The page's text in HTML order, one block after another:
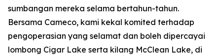
sumbangan mereka selama bertahun-tahun.
Bersama Cameco, kami kekal komited terhadap
pengoperasian yang selamat dan boleh dipercayai
lombong Cigar Lake serta kilang McClean Lake, di